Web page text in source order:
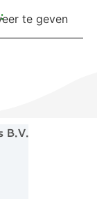
te geven
B.V.